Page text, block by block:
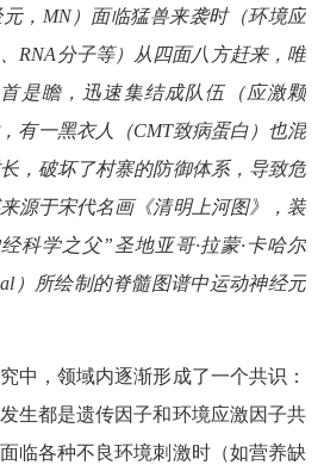
，MN）面临猛兽来袭时（环境应
RNA分子等）从四面八方赶来，唯
是瞻，迅速集结成队伍（应激颗
有一黑衣人（CMT致病蛋白）也混
，破坏了村寨的防御体系，导致危
源于宋代名画《清明上河图》，装
科学之父”圣地亚哥·拉蒙·卡哈尔
）所绘制的脊髓图谱中运动神经元
中，领域内逐渐形成了一个共识：
生都是遗传因子和环境应激因子共
临各种不良环境刺激时（如营养缺